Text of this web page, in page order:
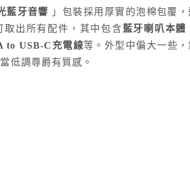
藍牙音響
」包裝採用厚實的泡棉包覆
出所有配件，其中包含 藍牙喇叭本體
to USB-C充電線等。外型中偏大一些
低調尊爵有質感。